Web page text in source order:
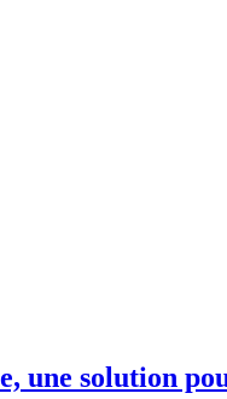
une solution